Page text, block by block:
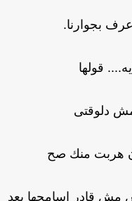
بجوارنا.
مش قادر اسامحها بعد